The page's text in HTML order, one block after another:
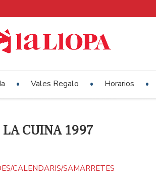
Vales Regalo Horarios
CUINA 1997
CALENDARIS/SAMARRETES